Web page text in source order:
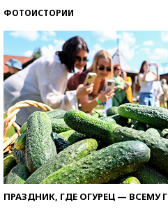
ФОТОИСТОРИИ
ПРАЗДНИК, ГДЕ ОГУРЕЦ — ВСЕМУ